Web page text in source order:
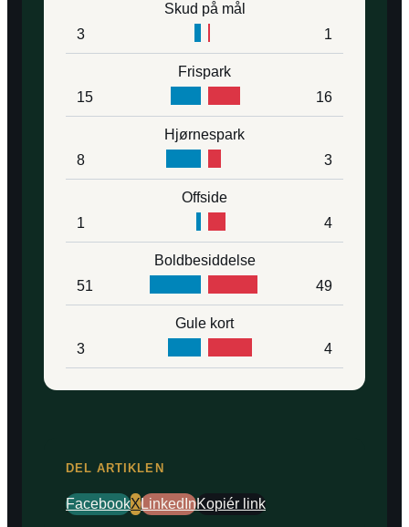
Skud på mål
3
1
Frispark
15
16
Hjørnespark
8
3
Offside
1
4
Boldbesiddelse
51
49
Gule kort
3
4
DEL ARTIKLEN
FacebookXLinkedInKopiér link